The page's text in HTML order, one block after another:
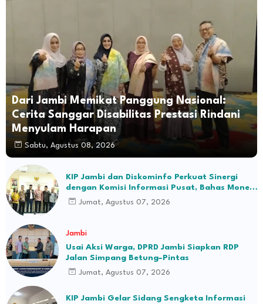
Dari Jambi Memikat Panggung Nasional:
Cerita Sanggar Disabilitas Prestasi Rindani
Menyulam Harapan
Sabtu, Agustus 08, 2026
KIP Jambi dan Diskominfo Perkuat Sinergi
dengan Komisi Informasi Pusat, Bahas Monev
hingga Seleksi Komisioner
Jumat, Agustus 07, 2026
Jambi
Usai Aksi Warga, DPRD Jambi Siapkan RDP
Jalan Simpang Betung–Pintas
Jumat, Agustus 07, 2026
KIP Jambi Gelar Sidang Sengketa Informasi